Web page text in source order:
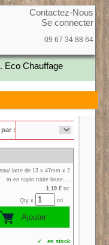
Contactez-Nous
Se connecter
09 67 34 88 64
Eco Chauffage
par :
latte de 13 x 47mm x 2
m en sapin traite brute....
1,19 €ttc
Qty x
ml
✓ en stock